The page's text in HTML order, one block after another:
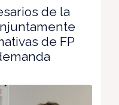
de la
de FP